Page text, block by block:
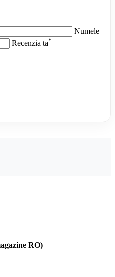
Numele
Recenzia ta*
RO)